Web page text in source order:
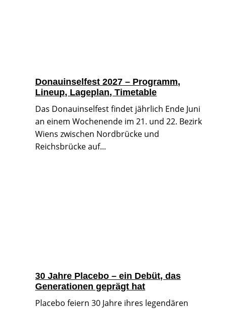
Donauinselfest 2027 – Programm,
Lineup, Lageplan, Timetable
Das Donauinselfest findet jährlich Ende Juni
an einem Wochenende im 21. und 22. Bezirk
Wiens zwischen Nordbrücke und
Reichsbrücke auf...
30 Jahre Placebo – ein Debüt, das
Generationen geprägt hat
Placebo feiern 30 Jahre ihres legendären